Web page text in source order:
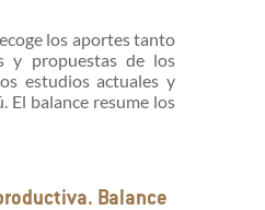
los aportes tanto
y propuestas de los
estudios actuales y
El balance resume los
Balance